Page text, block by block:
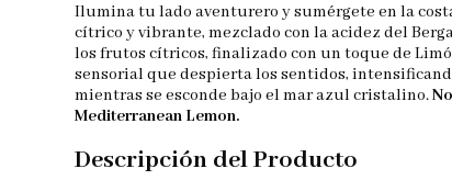
Ilumina tu lado aventurero y sumérgete en la
cítrico y vibrante, mezclado con la acidez del
los frutos cítricos, finalizado con un toque de
sensorial que despierta los sentidos,
mientras se esconde bajo el mar azul cristalino.
Mediterranean Lemon.
Descripción del Producto